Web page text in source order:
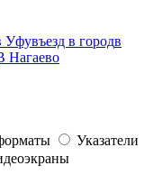
Уфувъезд в городв
Нагаево
Указатели